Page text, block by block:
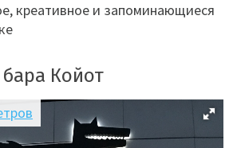
креативное и запоминающиеся
Койот